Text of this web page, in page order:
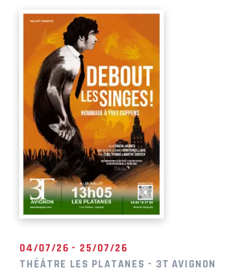
04/07/26 - 25/07/26
THÉÂTRE LES PLATANES - 3T AVIGNON